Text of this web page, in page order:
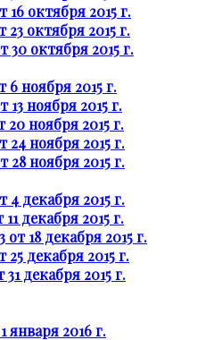
16 октября 2015 г.
23 октября 2015 г.
30 октября 2015 г.
6 ноября 2015 г.
13 ноября 2015 г.
20 ноября 2015 г.
24 ноября 2015 г.
28 ноября 2015 г.
4 декабря 2015 г.
11 декабря 2015 г.
от 18 декабря 2015 г.
25 декабря 2015 г.
31 декабря 2015 г.
января 2016 г.